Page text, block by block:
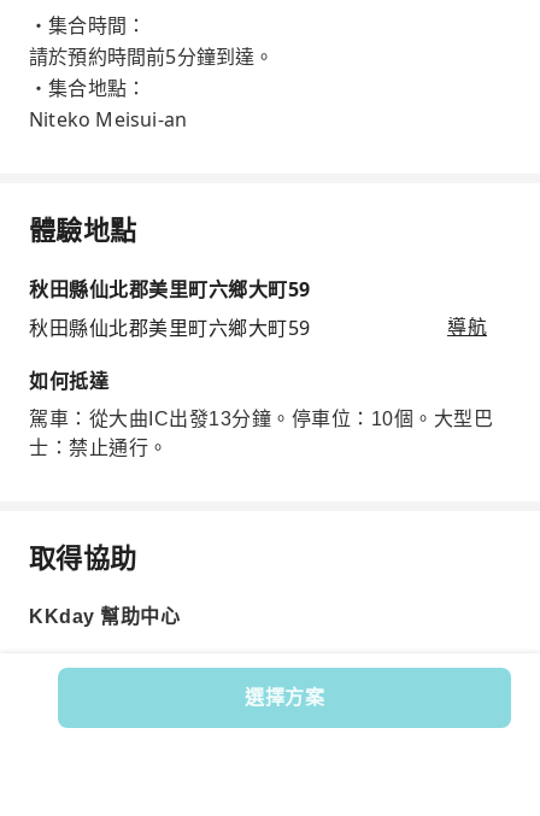
選擇方案
・集合時間：
請於預約時間前5分鐘到達。
・集合地點：
Niteko Meisui-an
體驗地點
秋田縣仙北郡美里町六鄉大町59
秋田縣仙北郡美里町六鄉大町59
導航
如何抵達
駕車：從大曲IC出發13分鐘。停車位：10個。大型巴
士：禁止通行。
取得協助
KKday 幫助中心
商品編號: 569099